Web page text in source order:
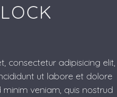
consectetur adipisicing elit,
ut labore et dolore
veniam, quis nostrud